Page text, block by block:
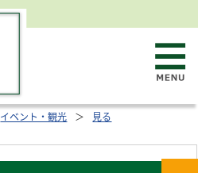
イベント・観光
見る